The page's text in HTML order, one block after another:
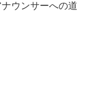
ウンサーへの道